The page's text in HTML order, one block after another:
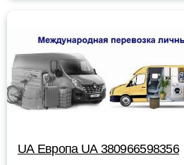
UА Европа UА 380966598356